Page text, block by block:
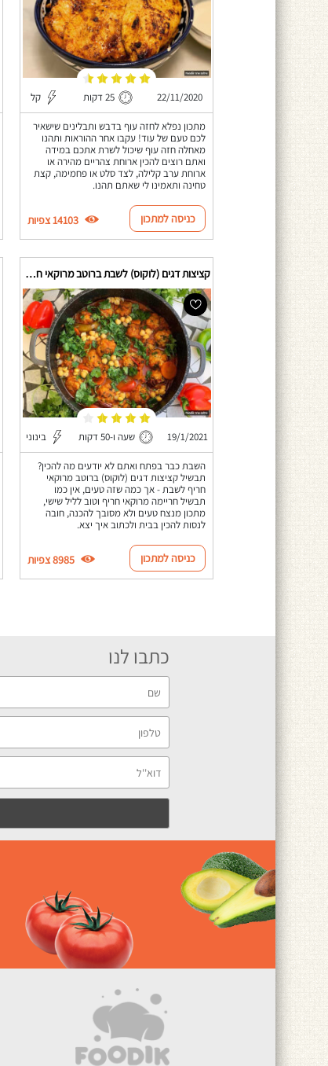
22/11/2020 25 דקות קל
מתכון נפלא לחזה עוף בדבש ותבלינים שישאיר
לכם טעם של עוד! עקבו אחר ההוראות ותהנו
מאחלה חזה עוף שיכול לשרת אתכם במידה
ואתם רוצים להכין ארוחת צהריים מהירה או
ארוחת ערב קלילה, לצד סלט או פחמימה, קצת
טחינה ותאמינו לי שאתם תהנו.
כניסה למתכון 14103 צפיות
קציצות דגים (לוקוס) לשבת ברוטב מרוקאי חריף
19/1/2021 שעה ו-50 דקות בינוני
השבת כבר בפתח ואתם לא יודעים מה להכין?
תבשיל קציצות דגים (לוקוס) ברוטב מרוקאי
חריף לשבת - אך כמה שזה טעים, אין כמו
תבשיל חריימה מרוקאי חריף וטוב לליל שישי,
מתכון מנצח טעים ולא מסובך להכנה, חובה
לנסות להכין בבית ולכתוב איך יצא.
כניסה למתכון 8985 צפיות
כתבו לנו